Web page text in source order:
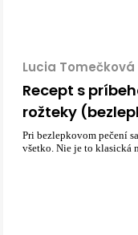
Lucia
Recept s
rožteky
Pri bezlepkovom pečení
všetko. Nie je to klasická